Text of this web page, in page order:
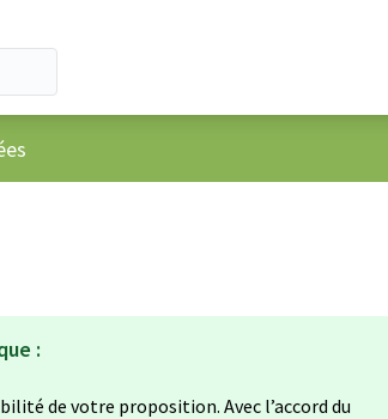
:
de votre proposition. Avec l’accord du